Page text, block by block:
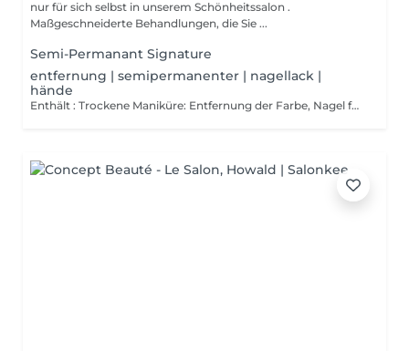
nur für sich selbst in unserem Schönheitssalon .
Maßgeschneiderte Behandlungen, die Sie ...
Semi-Permanant Signature
entfernung | semipermanenter | nagellack |
hände
Enthält : Trockene Maniküre: Entfernung der Farbe, Nagel formen, Reinigung der Nagelhaut und zum Abschluss einer Massage der Hände am Ende der trockenen Maniküre und eventuell am Ende mit einem stärkenden Lack überziehen.